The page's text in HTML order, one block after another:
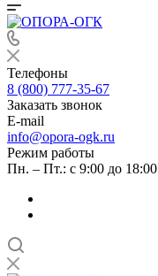
Телефоны
8 (800) 777-35-67
Заказать звонок
E-mail
info@opora-ogk.ru
Режим работы
Пн. – Пт.: с 9:00 до 18:00